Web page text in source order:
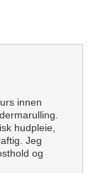
innen
hudpleie,
Jeg
og